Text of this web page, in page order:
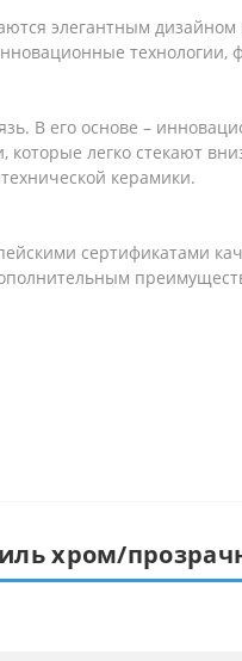
элегантным дизайном
технологии,
В его основе –
легко стекают
керамики.
сертификатами
хром/